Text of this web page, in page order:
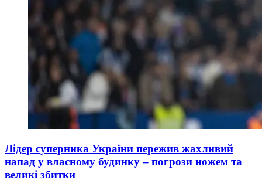
Лідер суперника України пережив жахливий
напад у власному будинку – погрози ножем та
великі збитки